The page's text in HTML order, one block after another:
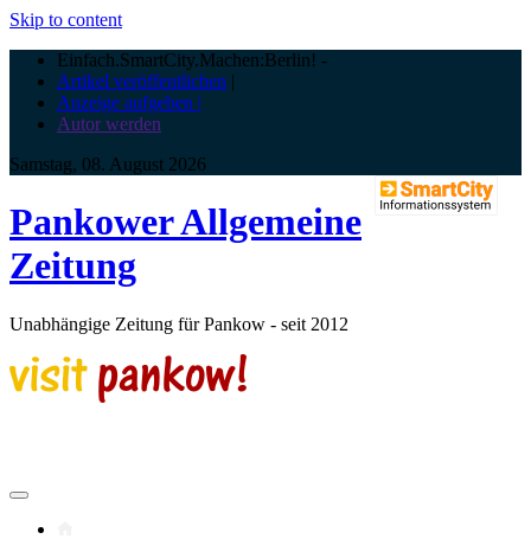
Skip to content
Einfach.SmartCity.Machen:Berlin! -
Artikel veröffentlichen |
Anzeige aufgeben |
Autor werden
Samstag, 08. August 2026
Pankower Allgemeine
Zeitung
Unabhängige Zeitung für Pankow - seit 2012